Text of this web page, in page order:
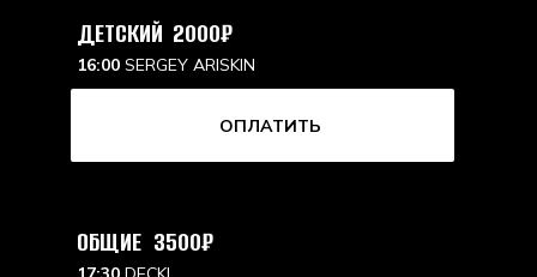
3500₽
2000₽
ОБЩИЕ
ОПЛАТИТЬ
16:00 SERGEY ARISKIN
ДЕТСКИЙ